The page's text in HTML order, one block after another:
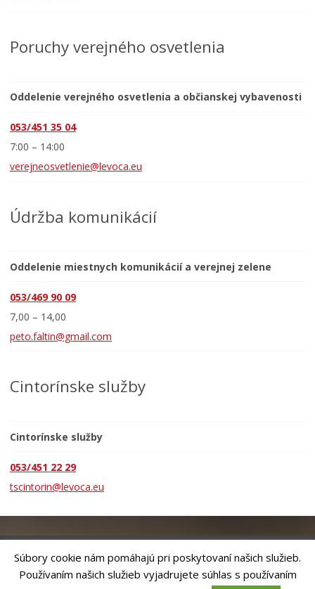
Poruchy verejného osvetlenia
Oddelenie verejného osvetlenia a občianskej vybavenosti
053/451 35 04
7:00 – 14:00
verejneosvetlenie@levoca.eu
Údržba komunikácií
Oddelenie miestnych komunikácií a verejnej zelene
053/469 90 09
7,00 – 14,00
peto.faltin@gmail.com
Cintorínske služby
Cintorínske služby
053/451 22 29
tscintorin@levoca.eu
RiešenieANTIK SMART CITY
| Technický prevádzkovateľ – MVI
Súbory cookie nám pomáhajú pri poskytovaní našich služieb.
Používaním našich služieb vyjadrujete súhlas s používaním